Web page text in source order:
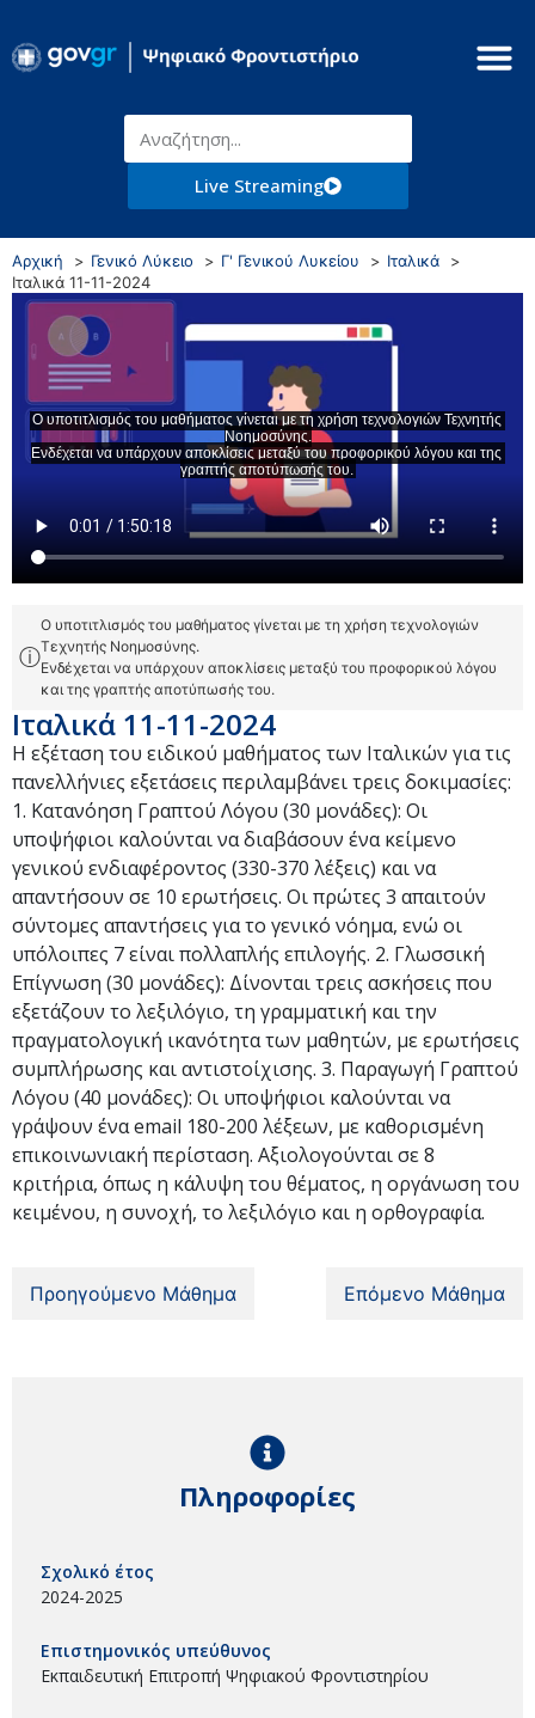
Live Streaming
Αρχική Γενικό Λύκειο Γ' Γενικού Λυκείου
Ιταλικά
Ιταλικά 11-11-2024
ⓘ
Ο υποτιτλισμός του μαθήματος γίνεται με τη χρήση τεχνολογιών
Τεχνητής Νοημοσύνης.
Ενδέχεται να υπάρχουν αποκλίσεις μεταξύ του προφορικού λόγου
και της γραπτής αποτύπωσής του.
Ιταλικά 11-11-2024
Η εξέταση του ειδικού μαθήματος των Ιταλικών για τις
πανελλήνιες εξετάσεις περιλαμβάνει τρεις δοκιμασίες:
1. Κατανόηση Γραπτού Λόγου (30 μονάδες): Οι
υποψήφιοι καλούνται να διαβάσουν ένα κείμενο
γενικού ενδιαφέροντος (330-370 λέξεις) και να
απαντήσουν σε 10 ερωτήσεις. Οι πρώτες 3 απαιτούν
σύντομες απαντήσεις για το γενικό νόημα, ενώ οι
υπόλοιπες 7 είναι πολλαπλής επιλογής. 2. Γλωσσική
Επίγνωση (30 μονάδες): Δίνονται τρεις ασκήσεις που
εξετάζουν το λεξιλόγιο, τη γραμματική και την
πραγματολογική ικανότητα των μαθητών, με ερωτήσεις
συμπλήρωσης και αντιστοίχισης. 3. Παραγωγή Γραπτού
Λόγου (40 μονάδες): Οι υποψήφιοι καλούνται να
γράψουν ένα email 180-200 λέξεων, με καθορισμένη
επικοινωνιακή περίσταση. Αξιολογούνται σε 8
κριτήρια, όπως η κάλυψη του θέματος, η οργάνωση του
κειμένου, η συνοχή, το λεξιλόγιο και η ορθογραφία.
Προηγούμενο Μάθημα Επόμενο Μάθημα
Πληροφορίες
Σχολικό έτος
2024-2025
Επιστημονικός υπεύθυνος
Εκπαιδευτική Επιτροπή Ψηφιακού Φροντιστηρίου